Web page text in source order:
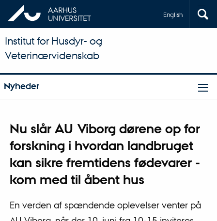
English
Institut for Husdyr- og
Veterinærvidenskab
Nyheder
Nu slår AU Viborg dørene op for
forskning i hvordan landbruget
kan sikre fremtidens fødevarer -
kom med til åbent hus
En verden af spændende oplevelser venter på